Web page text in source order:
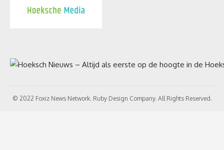
© 2022 Foxiz News Network. Ruby Design Company. All Rights Reserved.